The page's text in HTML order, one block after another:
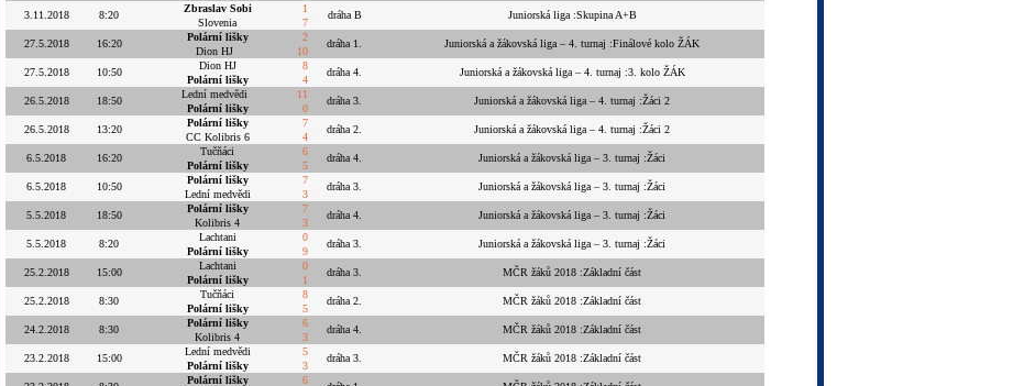
3.11.2018
8:20
Zbraslav Sobi 1
dráha B Juniorská liga :Skupina A+B
Slovenia
7
27.5.2018
16:20
Polární lišky 2
dráha 1. Juniorská a žákovská liga – 4. turnaj :Finálové kolo ŽÁK
Dion HJ
10
27.5.2018
10:50
Dion HJ 8
dráha 4. Juniorská a žákovská liga – 4. turnaj :3. kolo ŽÁK
Polární lišky
4
26.5.2018
18:50
Lední medvědi 11
dráha 3. Juniorská a žákovská liga – 4. turnaj :Žáci 2
Polární lišky
0
26.5.2018
13:20
Polární lišky 7
dráha 2. Juniorská a žákovská liga – 4. turnaj :Žáci 2
CC Kolibris 6
4
6.5.2018
16:20
Tučňáci 6
dráha 4. Juniorská a žákovská liga – 3. turnaj :Žáci
Polární lišky
5
6.5.2018
10:50
Polární lišky 7
dráha 3. Juniorská a žákovská liga – 3. turnaj :Žáci
Lední medvědi
3
5.5.2018
18:50
Polární lišky 7
dráha 4. Juniorská a žákovská liga – 3. turnaj :Žáci
Kolibris 4
3
5.5.2018
8:20
Lachtani 0
dráha 3. Juniorská a žákovská liga – 3. turnaj :Žáci
Polární lišky
9
25.2.2018
15:00
Lachtani 0
dráha 3. MČR žáků 2018 :Základní část
Polární lišky
1
25.2.2018
8:30
Tučňáci 8
dráha 2. MČR žáků 2018 :Základní část
Polární lišky
5
24.2.2018
8:30
Polární lišky 6
dráha 4. MČR žáků 2018 :Základní část
Kolibris 4
3
23.2.2018
15:00
Lední medvědi 5
dráha 3. MČR žáků 2018 :Základní část
Polární lišky
3
Polární lišky 6